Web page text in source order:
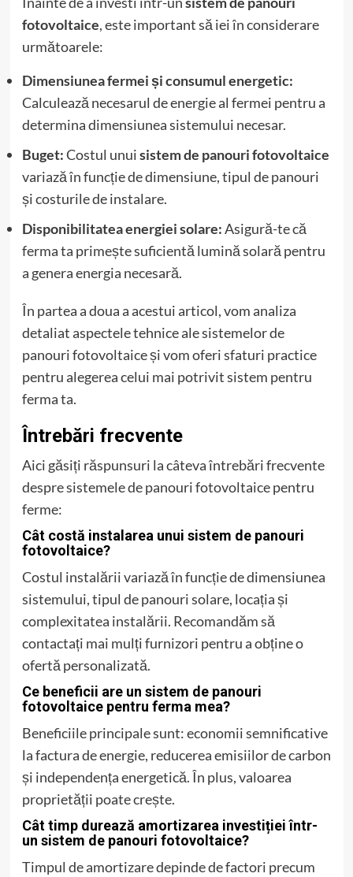
fotovoltaice, este important să iei în considerare
următoarele:
Dimensiunea fermei și consumul energetic:
Calculează necesarul de energie al fermei pentru a
determina dimensiunea sistemului necesar.
Buget:Costul unuisistem de panouri fotovoltaice
variază în funcție de dimensiune, tipul de panouri
și costurile de instalare.
Disponibilitatea energiei solare:Asigură-te că
ferma ta primește suficientă lumină solară pentru
a genera energia necesară.
În partea a doua a acestui articol, vom analiza
detaliat aspectele tehnice ale sistemelor de
panouri fotovoltaice și vom oferi sfaturi practice
pentru alegerea celui mai potrivit sistem pentru
ferma ta.
Întrebări frecvente
Aici găsiți răspunsuri la câteva întrebări frecvente
despre sistemele de panouri fotovoltaice pentru
ferme:
Cât costă instalarea unui sistem de panouri
fotovoltaice?
Costul instalării variază în funcție de dimensiunea
sistemului, tipul de panouri solare, locația și
complexitatea instalării. Recomandăm să
contactați mai mulți furnizori pentru a obține o
ofertă personalizată.
Ce beneficii are un sistem de panouri
fotovoltaice pentru ferma mea?
Beneficiile principale sunt: economii semnificative
la factura de energie, reducerea emisiilor de carbon
și independența energetică. În plus, valoarea
proprietății poate crește.
Cât timp durează amortizarea investiției într-
un sistem de panouri fotovoltaice?
Timpul de amortizare depinde de factori precum